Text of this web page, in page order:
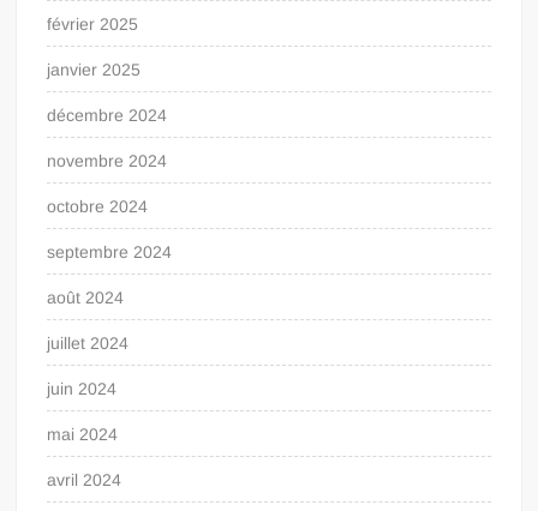
février 2025
janvier 2025
décembre 2024
novembre 2024
octobre 2024
septembre 2024
août 2024
juillet 2024
juin 2024
mai 2024
avril 2024